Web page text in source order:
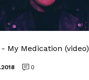
- My Medication (video)
0